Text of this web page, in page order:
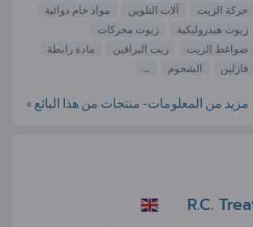
حركة الزيت آلات التلوين
مواد خام دوائية
زيوت هيدروليكية
زيوت محركات
ضواغط الزيت
زيت البرافين
مادة رابطة
فازلين
الشحوم ...
مزيد من المعلومات- منتجات من هذا البائع »
R.C.